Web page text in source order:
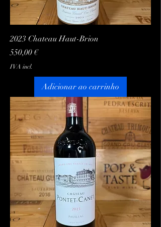
2023 Chateau Haut-Brion
Preço
550,00 €
IVA incl.
Adicionar ao carrinho